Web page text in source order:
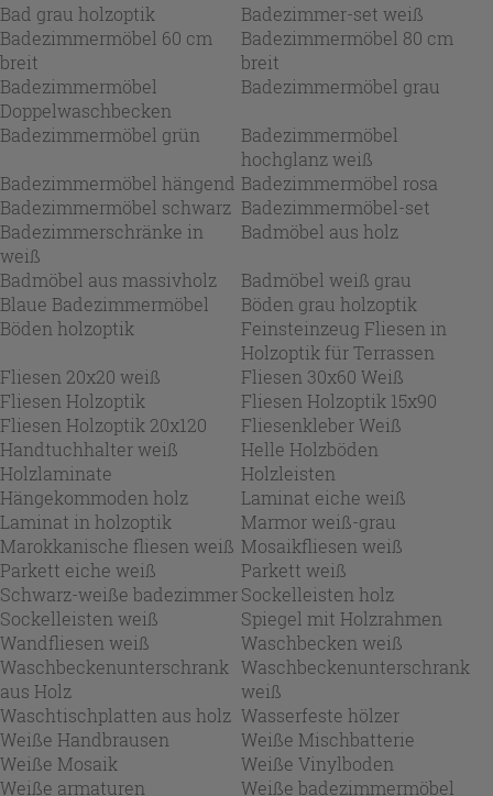
Bad grau holzoptik
Badezimmer-set weiß
Badezimmermöbel 60 cm
breit
Badezimmermöbel 80 cm
breit
Badezimmermöbel
Doppelwaschbecken
Badezimmermöbel grau
Badezimmermöbel grün
Badezimmermöbel
hochglanz weiß
Badezimmermöbel hängend Badezimmermöbel rosa
Badezimmermöbel schwarz Badezimmermöbel-set
Badezimmerschränke in
weiß
Badmöbel aus holz
Badmöbel aus massivholz
Badmöbel weiß grau
Blaue Badezimmermöbel
Böden grau holzoptik
Böden holzoptik
Feinsteinzeug Fliesen in
Holzoptik für Terrassen
Fliesen 20x20 weiß
Fliesen 30x60 Weiß
Fliesen Holzoptik
Fliesen Holzoptik 15x90
Fliesen Holzoptik 20x120
Fliesenkleber Weiß
Handtuchhalter weiß
Helle Holzböden
Holzlaminate
Holzleisten
Hängekommoden holz
Laminat eiche weiß
Laminat in holzoptik
Marmor weiß-grau
Marokkanische fliesen weiß Mosaikfliesen weiß
Parkett eiche weiß
Parkett weiß
Schwarz-weiße badezimmerSockelleisten holz
Sockelleisten weiß
Spiegel mit Holzrahmen
Wandfliesen weiß
Waschbecken weiß
Waschbeckenunterschrank
aus Holz
Waschbeckenunterschrank
weiß
Waschtischplatten aus holz Wasserfeste hölzer
Weiße Handbrausen
Weiße Mischbatterie
Weiße Mosaik
Weiße Vinylboden
Weiße armaturen
Weiße badezimmermöbel